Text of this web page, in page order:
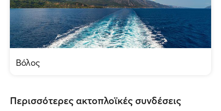
Βόλος
Περισσότερες ακτοπλοϊκές συνδέσεις